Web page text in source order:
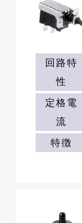
回路特
性
定格電
流
特徴